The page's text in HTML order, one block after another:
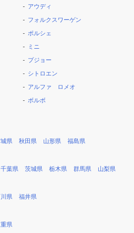
アウディ
フォルクスワーゲン
ポルシェ
ミニ
プジョー
シトロエン
アルファ ロメオ
ボルボ
県 秋田県 山形県 福島県
千葉県 茨城県 栃木県 群馬県 山梨県
県 福井県
県